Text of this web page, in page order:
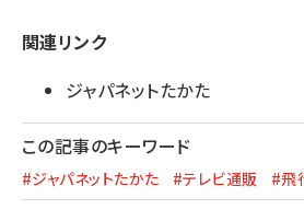
関連リンク
ジャパネットたかた
この記事のキーワード
#ジャパネットたかた #テレビ通販 #飛